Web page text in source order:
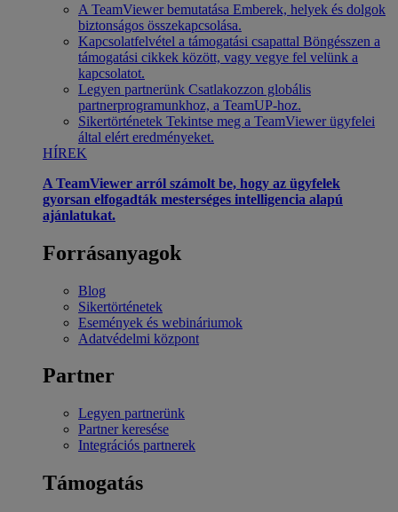
A TeamViewer bemutatása Emberek, helyek és dolgok
biztonságos összekapcsolása.
Kapcsolatfelvétel a támogatási csapattal Böngésszen a
támogatási cikkek között, vagy vegye fel velünk a
kapcsolatot.
Legyen partnerünk Csatlakozzon globális
partnerprogramunkhoz, a TeamUP-hoz.
Sikertörténetek Tekintse meg a TeamViewer ügyfelei
által elért eredményeket.
HÍREK
A TeamViewer arról számolt be, hogy az ügyfelek
gyorsan elfogadták mesterséges intelligencia alapú
ajánlatukat.
Forrásanyagok
Blog
Sikertörténetek
Események és webináriumok
Adatvédelmi központ
Partner
Legyen partnerünk
Partner keresése
Integrációs partnerek
Támogatás